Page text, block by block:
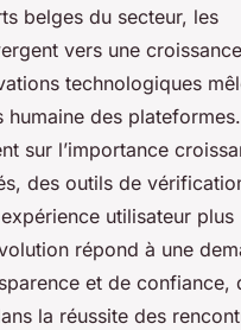
belges du secteur, les
vers une croissance
technologiques
humaine des
sur l’importance
des outils de
expérience utilisateur plus
répond à une
et de confiance,
la réussite des